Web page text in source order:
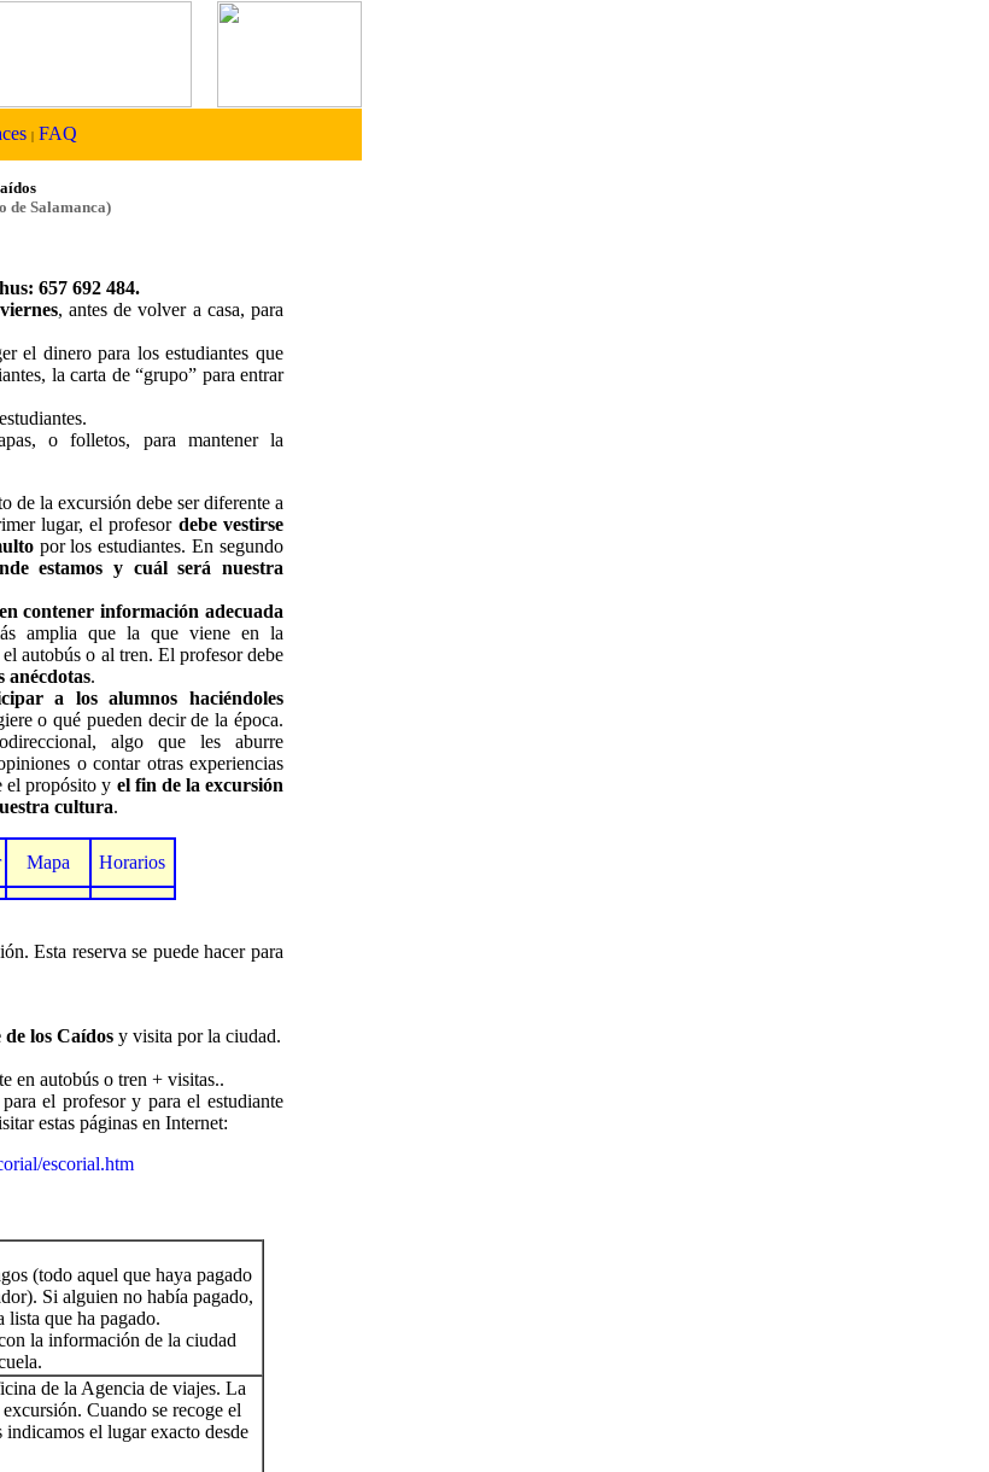
| FAQ
de Salamanca)
657 692 484.
, antes de volver a casa, para
el dinero para los estudiantes que
la carta de “grupo” para entrar
o folletos, para mantener la
de la excursión debe ser diferente a
lugar, el profesor debe vestirse
por los estudiantes. En segundo
estamos y cuál será nuestra
contener información adecuada
amplia que la que viene en la
autobús o al tren. El profesor debe
anécdotas.
a los alumnos haciéndoles
o qué pueden decir de la época.
algo que les aburre
o contar otras experiencias
el propósito y el fin de la excursión
cultura.
Mapa Horarios
Esta reserva se puede hacer para
los Caídos y visita por la ciudad.
en autobús o tren + visitas..
el profesor y para el estudiante
estas páginas en Internet:
escorial.htm
(todo aquel que haya pagado
Si alguien no había pagado,
lista que ha pagado.
la información de la ciudad
de la Agencia de viajes. La
Cuando se recoge el
indicamos el lugar exacto desde